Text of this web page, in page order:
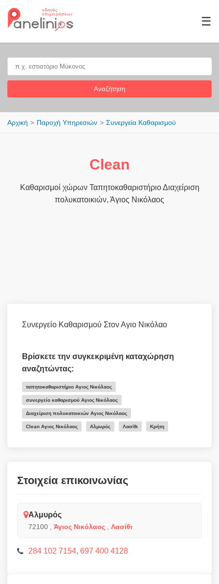
☰
Αναζήτηση
Αρχική Παροχή Υπηρεσιών Συνεργεία Καθαρισμού
Clean
Καθαρισμοί χώρων Ταπητοκαθαριστήριο Διαχείριση
πολυκατοικιών, Άγιος Νικόλαος
Συνεργείο Καθαρισμού Στον Αγιο Νικόλαο
Βρίσκετε την συγκεκριμένη καταχώρηση
αναζητώντας:
ταπητοκαθαριστήριο Αγιος Νικόλαος
συνεργείο καθαρισμού Αγιος Νικόλαος
Διαχείριση πολυκατοικιών Αγιος Νικόλαος
Clean Αγιος Νικόλαος Αλμυρός Λασίθι Κρήτη
Στοιχεία επικοινωνίας
Αλμυρός
72100 Άγιος Νικόλαος Λασίθι
284 102 7154, 697 400 4128